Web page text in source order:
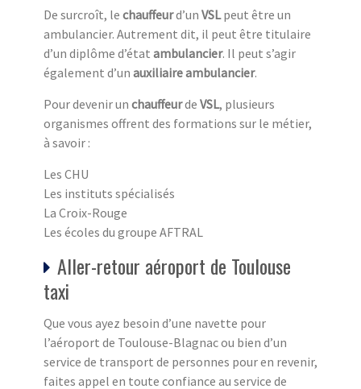
De surcroît, le chauffeurd’un VSLpeut être un
ambulancier. Autrement dit, il peut être titulaire
d’un diplôme d’état ambulancier. Il peut s’agir
également d’un auxiliaire ambulancier.
Pour devenir un chauffeurde VSL, plusieurs
organismes offrent des formations sur le métier,
à savoir :
Les CHU
Les instituts spécialisés
La Croix-Rouge
Les écoles du groupe AFTRAL
Aller-retour aéroport de Toulouse
taxi
Que vous ayez besoin d’une navette pour
l’aéroport de Toulouse-Blagnac ou bien d’un
service de transport de personnes pour en revenir,
faites appel en toute confiance au service de